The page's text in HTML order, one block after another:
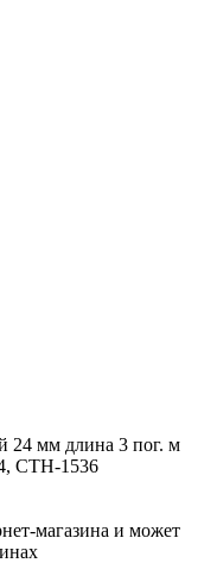
24 мм длина 3 пог. м
СТН-1536
магазина и может